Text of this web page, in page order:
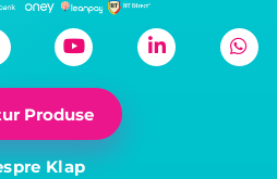
Produse
Klap